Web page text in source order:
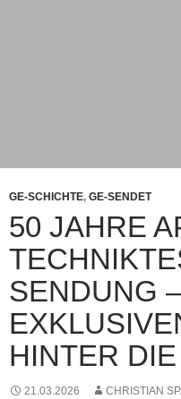
GE-SCHICHTE, GE-SENDET
50 JAHRE
SENDUNG
HINTER
21.03.2026 CHRISTIAN